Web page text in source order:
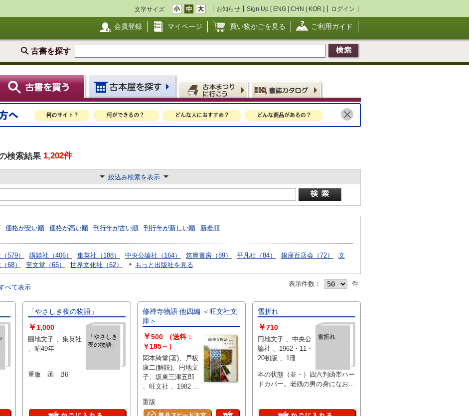
文字サイズ お知らせ Sign Up [ ENG | CHN | KOR ] ログイン
会員登録 マイページ 買い物かごを見る ご利用ガイド
古書を探す
検索結果 1,202件
絞込み検索を表示
価格が安い順 価格が高い順 刊行年が古い順 刊行年が新しい順 新着順
579） 講談社（406） 集英社（188） 中央公論社（164） 筑摩書房（89） 平凡社（84） 銀座百店会（72）
文
68）
至文堂（65） 世界文化社（62） もっと出版社を見る
べて表示 表示件数： 件
「やさしき夜の物語」
「やさしき
夜の物語」
￥ 1,000
圓地文子 、集英社
、昭49年
重版 函 B6
修禅寺物語 他四編 ＜旺文社文
庫＞
￥500
（送料：
￥185～）
岡本綺堂(著)、戸板
康二(解説)、円地文
子、坂東三津五郎
、旺文社 、1982 、
重版
雪折れ
雪折れ
￥710
円地文子 、中央公
論社 、1962・11・
20初版 、1冊
本の状態（並・）四六判函帯ハー
ドカバー。老残の男の身になお消
作品集